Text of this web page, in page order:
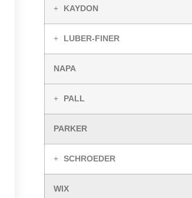
KAYDON
LUBER-FINER
NAPA
PALL
PARKER
SCHROEDER
WIX